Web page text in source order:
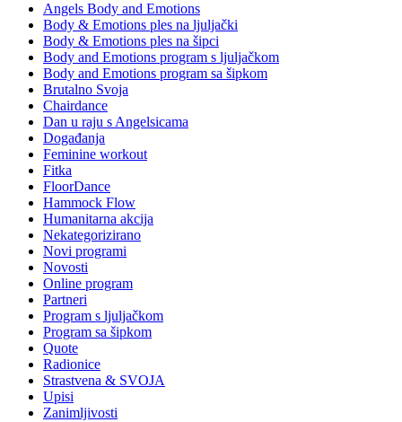
Angels Body and Emotions
Body & Emotions ples na ljuljački
Body & Emotions ples na šipci
Body and Emotions program s ljuljačkom
Body and Emotions program sa šipkom
Brutalno Svoja
Chairdance
Dan u raju s Angelsicama
Događanja
Feminine workout
Fitka
FloorDance
Hammock Flow
Humanitarna akcija
Nekategorizirano
Novi programi
Novosti
Online program
Partneri
Program s ljuljačkom
Program sa šipkom
Quote
Radionice
Strastvena & SVOJA
Upisi
Zanimljivosti